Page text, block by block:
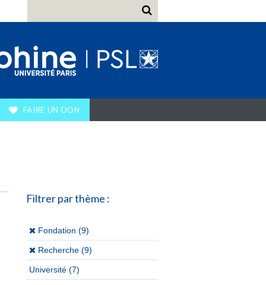
FAIRE UN DON
Filtrer par thème :
(x)Fondation (9)
(x)Recherche (9)
Université(7)